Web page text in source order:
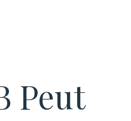
Peut